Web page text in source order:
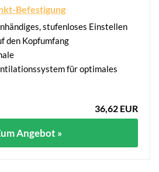
Befestigung
stufenloses Einstellen
den Kopfumfang
für optimales
36,62 EUR
Angebot »